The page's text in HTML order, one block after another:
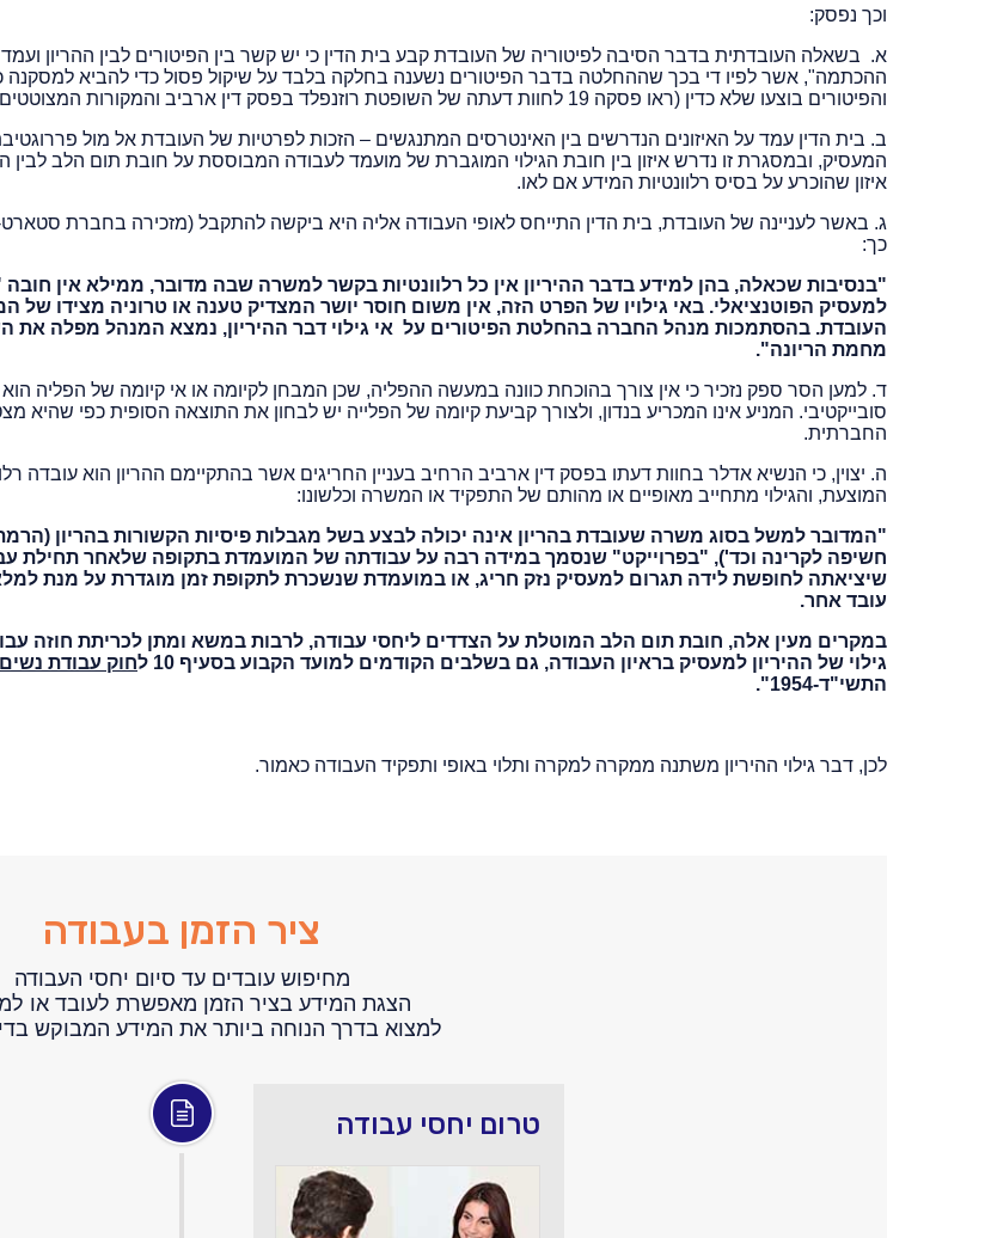
וכך נפסק:
א. בשאלה העובדתית בדבר הסיבה לפיטוריה של העובדת קבע בית הדין כי יש קשר בין הפיטורים לבין ההריון
ההכתמה", אשר לפיו די בכך שההחלטה בדבר הפיטורים נשענה בחלקה בלבד על שיקול פסול כדי להביא
והפיטורים בוצעו שלא כדין (ראו פסקה 19 לחוות דעתה של השופטת רוזנפלד בפסק דין ארביב והמקורות המצוטטים שם).
ב. בית הדין עמד על האיזונים הנדרשים בין האינטרסים המתנגשים – הזכות לפרטיות של העובדת אל מול
המעסיק, ובמסגרת זו נדרש איזון בין חובת הגילוי המוגברת של מועמד לעבודה המבוססת על חובת תום הלב לבין
איזון שהוכרע על בסיס רלוונטיות המידע אם לאו.
ג. באשר לעניינה של העובדת, בית הדין התייחס לאופי העבודה אליה היא ביקשה להתקבל (מזכירה בחברת
כך:
"בנסיבות שכאלה, בהן למידע בדבר ההיריון אין כל רלוונטיות בקשר למשרה שבה מדובר, ממילא אין חובה
למעסיק הפוטנציאלי. באי גילויו של הפרט הזה, אין משום חוסר יושר המצדיק טענה או טרוניה מצידו של
העובדת. בהסתמכות מנהל החברה בהחלטת הפיטורים על אי גילוי דבר ההיריון, נמצא המנהל מפלה את
מחמת הריונה".
ד. למען הסר ספק נזכיר כי אין צורך בהוכחת כוונה במעשה ההפליה, שכן המבחן לקיומה או אי קיומה של הפליה הוא
סובייקטיבי. המניע אינו המכריע בנדון, ולצורך קביעת קיומה של הפלייה יש לבחון את התוצאה הסופית כפי שהיא
החברתית.
ה. יצוין, כי הנשיא אדלר בחוות דעתו בפסק דין ארביב הרחיב בעניין החריגים אשר בהתקיימם ההריון הוא עובדה
המוצעת, והגילוי מתחייב מאופיים או מהותם של התפקיד או המשרה וכלשונו:
"המדובר למשל בסוג משרה שעובדת בהריון אינה יכולה לבצע בשל מגבלות פיסיות הקשורות בהריון
חשיפה לקרינה וכד'), "בפרוייקט" שנסמך במידה רבה על עבודתה של המועמדת בתקופה שלאחר תחילת
שיציאתה לחופשת לידה תגרום למעסיק נזק חריג, או במועמדת שנשכרת לתקופת זמן מוגדרת על מנת
עובד אחר.
במקרים מעין אלה, חובת תום הלב המוטלת על הצדדים ליחסי עבודה, לרבות במשא ומתן לכריתת חוזה
גילוי של ההיריון למעסיק בראיון העבודה, גם בשלבים הקודמים למועד הקבוע בסעיף 10 ל
חוק עבודת נשים
התשי"ד-1954".
לכן, דבר גילוי ההיריון משתנה ממקרה למקרה ותלוי באופי ותפקיד העבודה כאמור.
ציר הזמן בעבודה
מחיפוש עובדים עד סיום יחסי העבודה
הצגת המידע בציר הזמן מאפשרת לעובד או
למצוא בדרך הנוחה ביותר את המידע המבוקש
טרום יחסי עבודה